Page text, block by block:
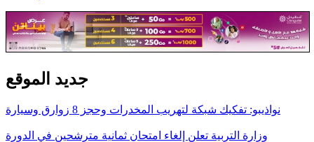
جديد الموقع
نواذيبو: تفكيك شبكة لتهريب المخدرات وحجز 8 زوارق وسيارة
وزارة التربية تعلن إلغاء امتحان ثمانية مترشحين في الدورة